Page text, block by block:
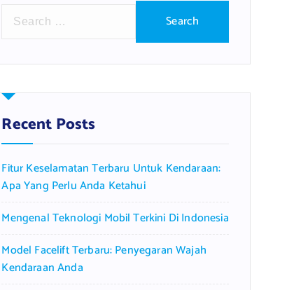
r
h
f
o
:
Recent Posts
Fitur Keselamatan Terbaru Untuk Kendaraan:
Apa Yang Perlu Anda Ketahui
Mengenal Teknologi Mobil Terkini Di Indonesia
Model Facelift Terbaru: Penyegaran Wajah
Kendaraan Anda